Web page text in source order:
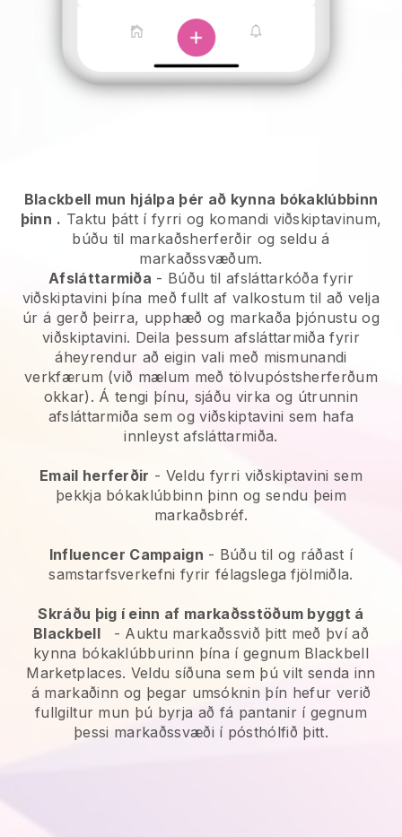
Blackbell mun hjálpa þér að kynna bókaklúbbinn
þinn . Taktu þátt í fyrri og komandi viðskiptavinum,
búðu til markaðsherferðir og seldu á
markaðssvæðum.
Afsláttarmiða - Búðu til afsláttarkóða fyrir
viðskiptavini þína með fullt af valkostum til að velja
úr á gerð þeirra, upphæð og markaða þjónustu og
viðskiptavini. Deila þessum afsláttarmiða fyrir
áheyrendur að eigin vali með mismunandi
verkfærum (við mælum með tölvupóstsherferðum
okkar). Á tengi þínu, sjáðu virka og útrunnin
afsláttarmiða sem og viðskiptavini sem hafa
innleyst afsláttarmiða.
Email herferðir - Veldu fyrri viðskiptavini sem
þekkja bókaklúbbinn þinn og sendu þeim
markaðsbréf.
Influencer Campaign - Búðu til og ráðast í
samstarfsverkefni fyrir félagslega fjölmiðla.
Skráðu þig í einn af markaðsstöðum byggt á
Blackbell
- Auktu markaðssvið þitt með því að
kynna bókaklúbburinn þína í gegnum Blackbell
Marketplaces. Veldu síðuna sem þú vilt senda inn
á markaðinn og þegar umsóknin þín hefur verið
fullgiltur mun þú byrja að fá pantanir í gegnum
þessi markaðssvæði í pósthólfið þitt.